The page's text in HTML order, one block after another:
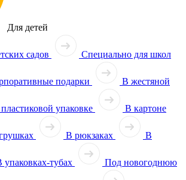
Для детей
садов Специально для школ
подарки В жестяной
упаковке В картоне
В рюкзаках В
упаковках-тубах Под новогоднюю